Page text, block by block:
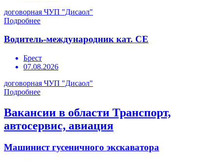
договорная ЧУП "Дисаол"
Подробнее
Водитель-международник кат. СЕ
Брест
07.08.2026
договорная ЧУП "Дисаол"
Подробнее
Вакансии в области Транспорт,
автосервис, авиация
Машинист гусеничного экскаватора